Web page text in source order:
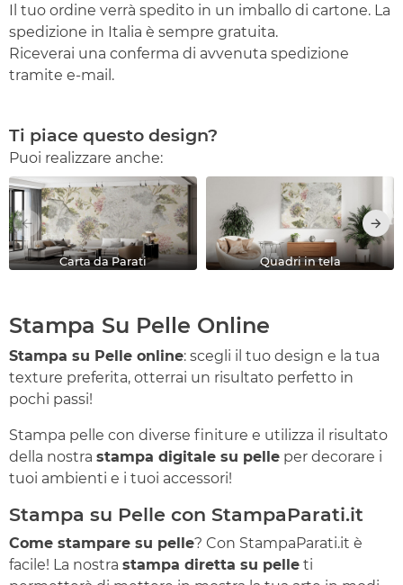
Il tuo ordine verrà spedito in un imballo di cartone. La
spedizione in Italia è sempre gratuita.
Riceverai una conferma di avvenuta spedizione
tramite e-mail.
Ti piace questo design?
Puoi realizzare anche:
Carta da Parati Quadri in tela
Stampa Su Pelle Online
Stampa su Pelle online: scegli il tuo design e la tua
texture preferita, otterrai un risultato perfetto in
pochi passi!
Stampa pelle con diverse finiture e utilizza il risultato
della nostra stampa digitale su pelle per decorare i
tuoi ambienti e i tuoi accessori!
Stampa su Pelle con StampaParati.it
Come stampare su pelle? Con StampaParati.it è
facile! La nostra stampa diretta su pelle ti